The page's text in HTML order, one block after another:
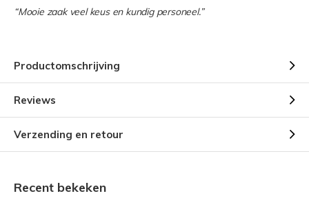
“Mooie zaak veel keus en kundig personeel.”
Productomschrijving
Reviews
Verzending en retour
Recent bekeken